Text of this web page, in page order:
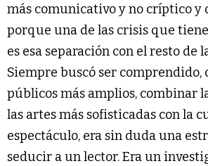
más comunicativo y no críptico y
porque una de las crisis que
es esa separación con el resto de
Siempre buscó ser comprendido,
públicos más amplios, combinar
las artes más sofisticadas con la
espectáculo, era sin duda una
seducir a un lector. Era un